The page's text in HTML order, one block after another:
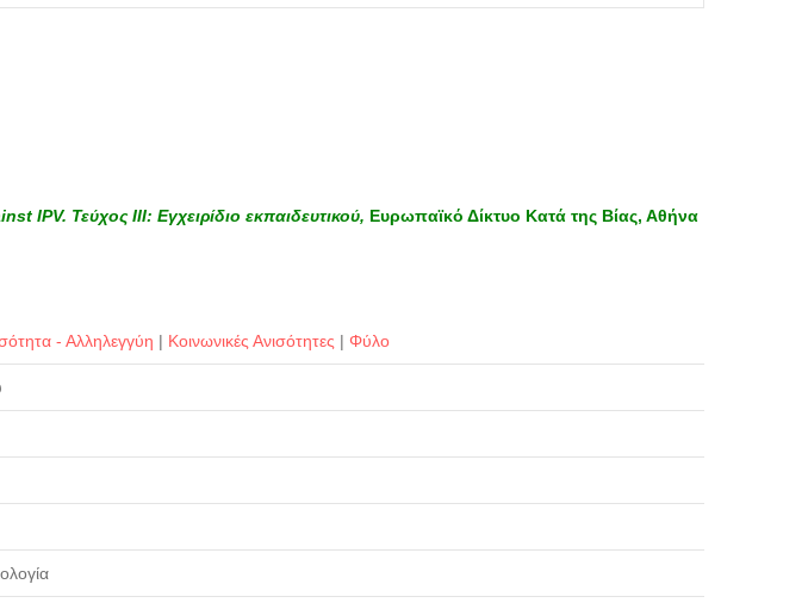
IPV. Τεύχος ΙΙΙ: Εγχειρίδιο εκπαιδευτικού, Ευρωπαϊκό Δίκτυο Κατά της Βίας, Αθήνα
- Αλληλεγγύη | Κοινωνικές Ανισότητες | Φύλο